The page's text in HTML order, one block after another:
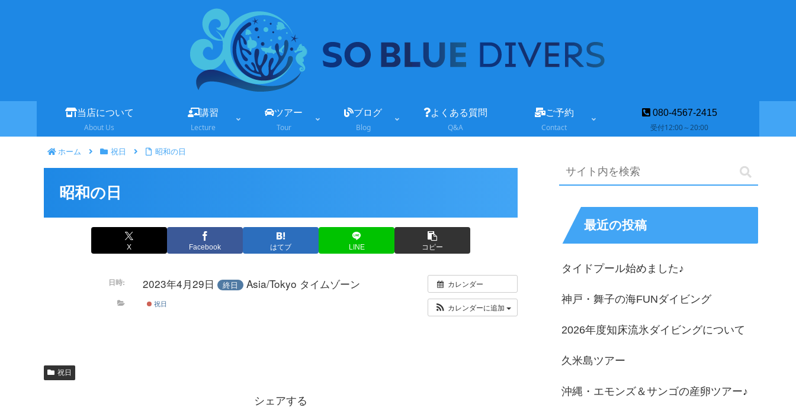
当店について
About Us
講習
Lecture
ツアー
Tour
ブログ
Blog
よくある質問
Q&A
ご予約
Contact
080-4567-2415
受付12:00～20:00
ホーム 祝日 昭和の日
昭和の日
X Facebook はてブ LINE コピー
カレンダー
カレンダーに追加
日時: 2023年4月29日 終日 Asia/Tokyo タイムゾーン
祝日
祝日
シェアする
最近の投稿
タイドプール始めました♪
神戸・舞子の海FUNダイビング
2026年度知床流氷ダイビングについて
久米島ツアー
沖縄・エモンズ＆サンゴの産卵ツアー♪